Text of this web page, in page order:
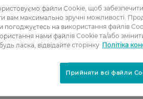
файли Cookie, щоб
вам максимально зручні можливості.
погоджуєтесь на використання файлів
нами файлів Cookie та/або
ласка, відвідайте сторінку Політіка
Прийняти всі файли